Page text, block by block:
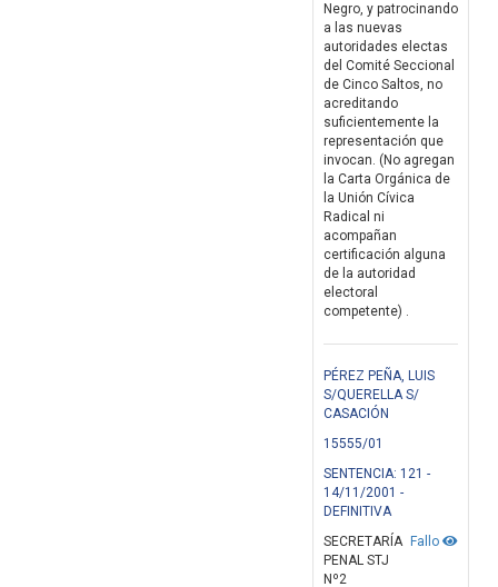
Negro, y patrocinando
a las nuevas
autoridades electas
del Comité Seccional
de Cinco Saltos, no
acreditando
suficientemente la
representación que
invocan. (No agregan
la Carta Orgánica de
la Unión Cívica
Radical ni
acompañan
certificación alguna
de la autoridad
electoral
competente) .
PÉREZ PEÑA, LUIS
S/QUERELLA S/
CASACIÓN
15555/01
SENTENCIA: 121 -
14/11/2001 -
DEFINITIVA
Fallo
SECRETARÍA
PENAL STJ
Nº2